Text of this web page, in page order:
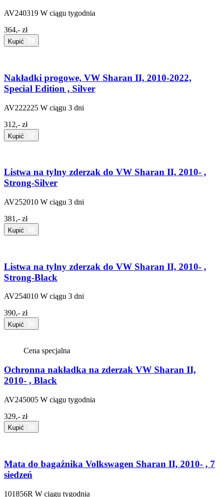
AV240319 W ciągu tygodnia
364,- zł
Kupić
Nakładki progowe, VW Sharan II, 2010-2022,
Special Edition , Silver
AV222225 W ciągu 3 dni
312,- zł
Kupić
Listwa na tylny zderzak do VW Sharan II, 2010- ,
Strong-Silver
AV252010 W ciągu 3 dni
381,- zł
Kupić
Listwa na tylny zderzak do VW Sharan II, 2010- ,
Strong-Black
AV254010 W ciągu 3 dni
390,- zł
Kupić
Cena specjalna
Ochronna nakładka na zderzak VW Sharan II,
2010- , Black
AV245005 W ciągu tygodnia
329,- zł
Kupić
Mata do bagażnika Volkswagen Sharan II, 2010- , 7
siedzeń
101856R W ciągu tygodnia